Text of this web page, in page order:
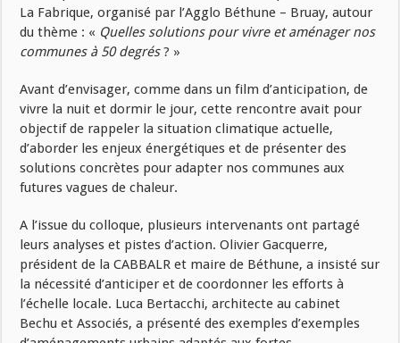
La Fabrique, organisé par l’Agglo Béthune – Bruay, autour
du thème : « Quelles solutions pour vivre et aménager nos
communes à 50 degrés? »
Avant d’envisager, comme dans un film d’anticipation, de
vivre la nuit et dormir le jour, cette rencontre avait pour
objectif de rappeler la situation climatique actuelle,
d’aborder les enjeux énergétiques et de présenter des
solutions concrètes pour adapter nos communes aux
futures vagues de chaleur.
A l’issue du colloque, plusieurs intervenants ont partagé
leurs analyses et pistes d’action. Olivier Gacquerre,
président de la CABBALR et maire de Béthune, a insisté sur
la nécessité d’anticiper et de coordonner les efforts à
l’échelle locale. Luca Bertacchi, architecte au cabinet
Bechu et Associés, a présenté des exemples d’exemples